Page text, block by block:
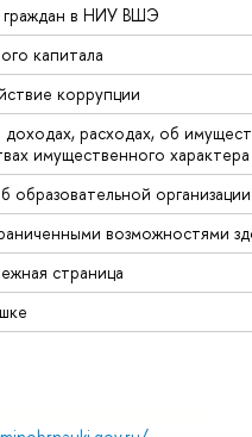
в НИУ ВШЭ
капитала
коррупции
расходах, об
имущественного характера
образовательной организации
возможностями
страница